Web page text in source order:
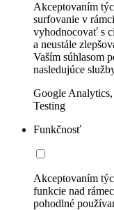
Akceptovaním
surfovanie v
vyhodnocovať s
a neustále
Vaším súhlasom
nasledujúce
Google
Testing
Funkčnosť
Akceptovaním
funkcie nad
pohodlné